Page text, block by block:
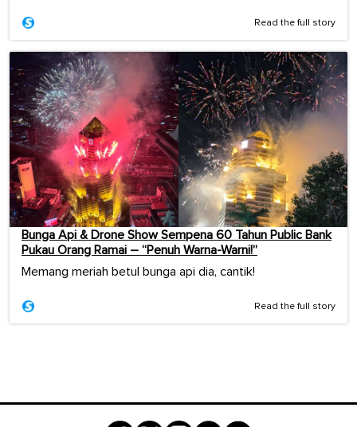
Read the full story
Bunga Api & Drone Show Sempena 60 Tahun Public Bank
Pukau Orang Ramai – “Penuh Warna-Warni!”
Memang meriah betul bunga api dia, cantik!
Read the full story